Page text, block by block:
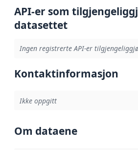
API-er som
datasettet
Ingen registrerte API-er
Kontaktinformasjon
Ikke oppgitt
Om dataene